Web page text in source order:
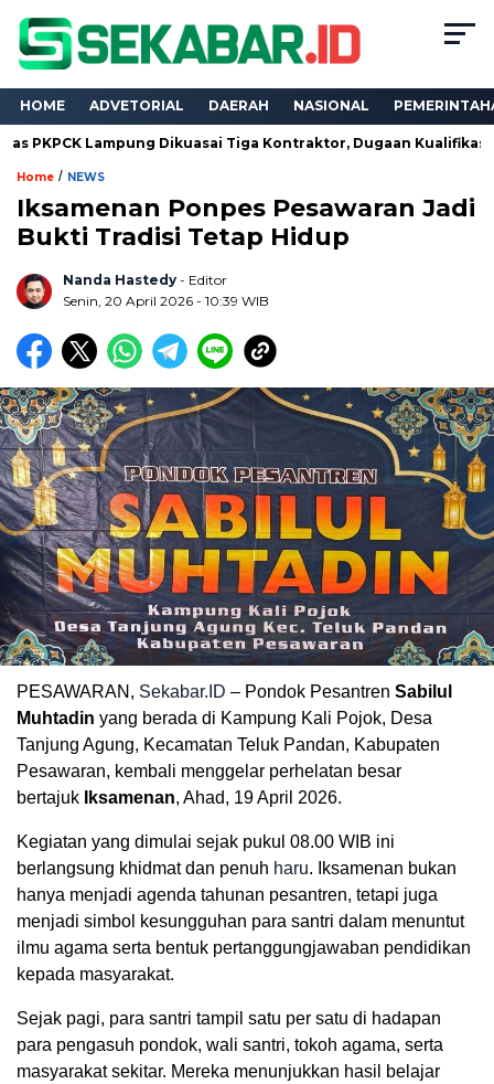
HOME ADVETORIAL DAERAH NASIONAL
Dikuasai Tiga Kontraktor, Dugaan Kualifikasi Tak Beres
Home / NEWS
Iksamenan Ponpes Pesawaran Jadi
Bukti Tradisi Tetap Hidup
Nanda Hastedy - Editor
Senin, 20 April 2026 - 10:39 WIB
PESAWARAN, Sekabar.ID – Pondok Pesantren Sabilul
Muhtadin yang berada di Kampung Kali Pojok, Desa
Tanjung Agung, Kecamatan Teluk Pandan, Kabupaten
Pesawaran, kembali menggelar perhelatan besar
bertajuk
Iksamenan, Ahad, 19 April 2026.
Kegiatan yang dimulai sejak pukul 08.00 WIB ini
berlangsung khidmat dan penuh haru. Iksamenan bukan
hanya menjadi agenda tahunan pesantren, tetapi juga
menjadi simbol kesungguhan para santri dalam menuntut
ilmu agama serta bentuk pertanggungjawaban pendidikan
kepada masyarakat.
Sejak pagi, para santri tampil satu per satu di hadapan
para pengasuh pondok, wali santri, tokoh agama, serta
masyarakat sekitar. Mereka menunjukkan hasil belajar